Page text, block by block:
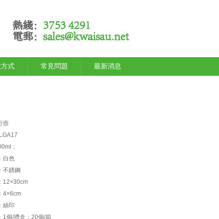
式 常見問題 最新消息
壺
；
白色
不銹鋼
12×30cm
4×6cm
絲印
1個/禮盒；20個/箱